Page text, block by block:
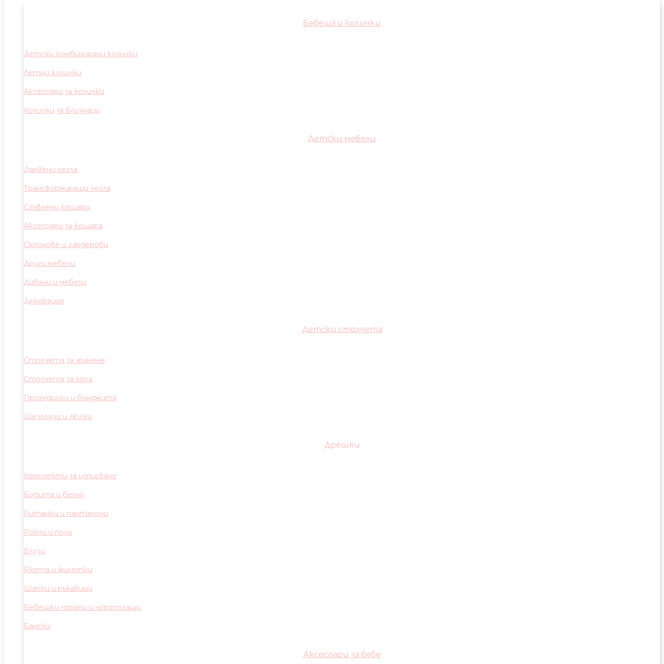
Бебешки колички
Детски комбинирани колички
Летни колички
Аксесоари за колички
Колички за близнаци
Детски мебели
Дървени легла
Трансформиращи легла
Сгъваеми кошари
Аксесоари за кошара
Скринове и гардероби
Други мебели
Дивани и мебели
Декорация
Детски столчета
Столчета за хранене
Столчета за кола
Проходилки и бънджита
Шезлонзи и люлки
Дрешки
Комплекти за изписване
Бодита и бельо
Ританки и панталони
Рокли и поли
Блузи
Якета и жилетки
Шапки и ръкавици
Бебешки чорапи и чоропогащи
Бански
Аксесоари за бебе